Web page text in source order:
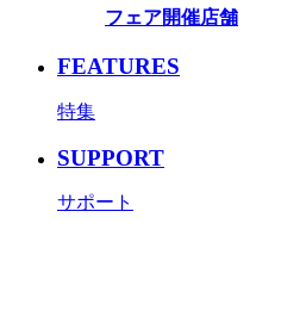
フェア開催店舗
FEATURES
特集
SUPPORT
サポート